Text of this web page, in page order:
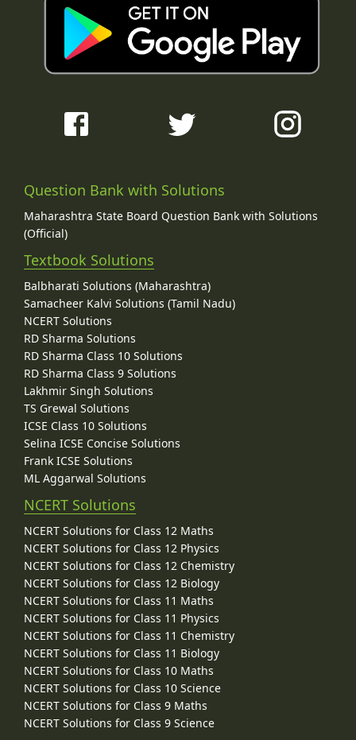
Question Bank with Solutions
Maharashtra State Board Question Bank with Solutions
(Official)
Textbook Solutions
Balbharati Solutions (Maharashtra)
Samacheer Kalvi Solutions (Tamil Nadu)
NCERT Solutions
RD Sharma Solutions
RD Sharma Class 10 Solutions
RD Sharma Class 9 Solutions
Lakhmir Singh Solutions
TS Grewal Solutions
ICSE Class 10 Solutions
Selina ICSE Concise Solutions
Frank ICSE Solutions
ML Aggarwal Solutions
NCERT Solutions
NCERT Solutions for Class 12 Maths
NCERT Solutions for Class 12 Physics
NCERT Solutions for Class 12 Chemistry
NCERT Solutions for Class 12 Biology
NCERT Solutions for Class 11 Maths
NCERT Solutions for Class 11 Physics
NCERT Solutions for Class 11 Chemistry
NCERT Solutions for Class 11 Biology
NCERT Solutions for Class 10 Maths
NCERT Solutions for Class 10 Science
NCERT Solutions for Class 9 Maths
NCERT Solutions for Class 9 Science